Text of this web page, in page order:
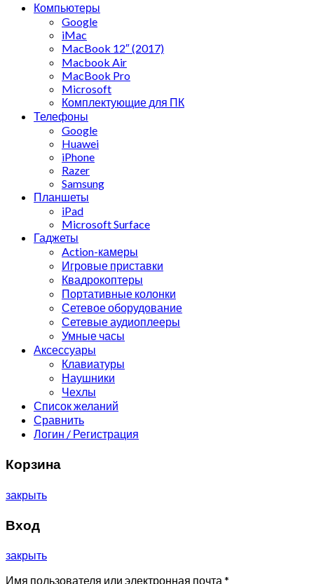
Компьютеры
Google
iMac
MacBook 12″ (2017)
Macbook Air
MacBook Pro
Microsoft
Комплектующие для ПК
Телефоны
Google
Huawei
iPhone
Razer
Samsung
Планшеты
iPad
Microsoft Surface
Гаджеты
Action-камеры
Игровые приставки
Квадрокоптеры
Портативные колонки
Сетевое оборудование
Сетевые аудиоплееры
Умные часы
Аксессуары
Клавиатуры
Наушники
Чехлы
Список желаний
Сравнить
Логин / Регистрация
Корзина
закрыть
Вход
закрыть
Имя пользователя или электронная почта *